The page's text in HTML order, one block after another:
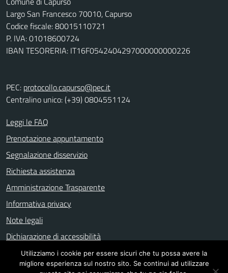
Largo San Francesco 70010, Capurso
Codice fiscale: 80015110721
P. IVA: 01018600724
IBAN TESORERIA: IT16F0542404297000000000226
PEC: protocollo.capurso@pec.it
Centralino unico: (+39) 0804551124
Leggi le FAQ
Prenotazione appuntamento
Segnalazione disservizio
Richiesta assistenza
Amministrazione Trasparente
Informativa privacy
Note legali
Dichiarazione di accessibilità
Utilizziamo i cookie per essere sicuri che tu possa avere la
migliore esperienza sul nostro sito. Se continui ad utilizzare